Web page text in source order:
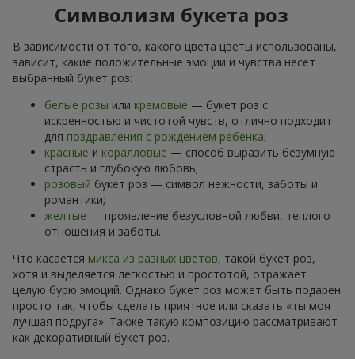
Символизм букета роз
В зависимости от того, какого цвета цветы использованы,
зависит, какие положительные эмоции и чувства несет
выбранный букет роз:
белые розы или кремовые — букет роз с
искренностью и чистотой чувств, отлично подходит
для поздравления с рождением ребенка;
красные и коралловые — способ выразить безумную
страсть и глубокую любовь;
розовый букет роз — символ нежности, заботы и
романтики;
желтые — проявление безусловной любви, теплого
отношения и заботы.
Что касается микса из разных цветов, такой букет роз,
хотя и выделяется легкостью и простотой, отражает
целую бурю эмоций. Однако букет роз может быть подарен
просто так, чтобы сделать приятное или сказать «ты моя
лучшая подруга». Также такую композицию рассматривают
как декоративный букет роз.